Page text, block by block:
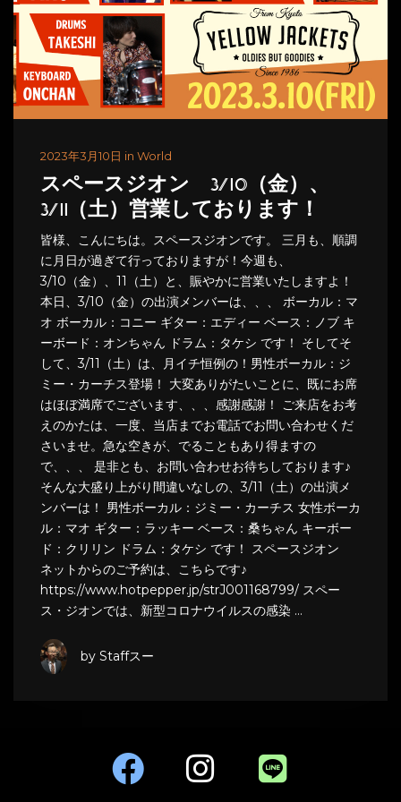
2023年3月10日 in World
スペースジオン 3/10（金）、
3/11（土）営業しております！
皆様、こんにちは。スペースジオンです。 三月も、順調
に月日が過ぎて行っておりますが！今週も、
3/10（金）、11（土）と、賑やかに営業いたしますよ！
本日、3/10（金）の出演メンバーは、、、 ボーカル：マ
オ ボーカル：コニー ギター：エディー ベース：ノブ キ
ーボード：オンちゃん ドラム：タケシ です！ そしてそ
して、3/11（土）は、月イチ恒例の！男性ボーカル：ジ
ミー・カーチス登場！ 大変ありがたいことに、既にお席
はほぼ満席でございます、、、感謝感謝！ ご来店をお考
えのかたは、一度、当店までお電話でお問い合わせくだ
さいませ。急な空きが、でることもあり得ますの
で、、、 是非とも、お問い合わせお待ちしております♪
そんな大盛り上がり間違いなしの、3/11（土）の出演メ
ンバーは！ 男性ボーカル：ジミー・カーチス 女性ボーカ
ル：マオ ギター：ラッキー ベース：桑ちゃん キーボー
ド：クリリン ドラム：タケシ です！ スペースジオン
ネットからのご予約は、こちらです♪
https://www.hotpepper.jp/strJ001168799/ スペー
ス・ジオンでは、新型コロナウイルスの感染 …
by Staffスー